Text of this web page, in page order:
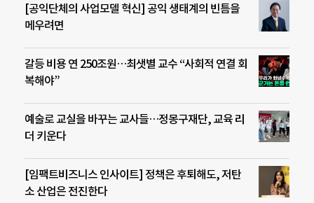
[공익단체의 사업모델 혁신] 공익 생태계의 빈틈을
메우려면
갈등 비용 연 250조원…최샛별 교수 “사회적 연결 회
복해야”
예술로 교실을 바꾸는 교사들…정몽구재단, 교육 리
더 키운다
[임팩트비즈니스 인사이트] 정책은 후퇴해도, 저탄
소 산업은 전진한다